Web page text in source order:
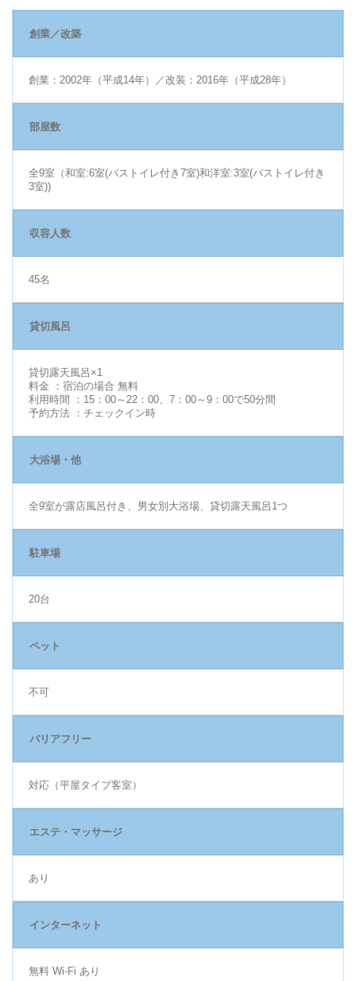
創業／改築
創業：2002年（平成14年）／改装：2016年（平成28年）
部屋数
全9室（和室:6室(バストイレ付き7室)和洋室:3室(バストイレ付き
3室))
収容人数
45名
貸切風呂
貸切露天風呂×1
料金 ：宿泊の場合 無料
利用時間 ：15：00～22：00、7：00～9：00で50分間
予約方法 ：チェックイン時
大浴場・他
全9室が露店風呂付き、男女別大浴場、貸切露天風呂1つ
駐車場
20台
ペット
不可
バリアフリー
対応（平屋タイプ客室）
エステ・マッサージ
あり
インターネット
無料 Wi-Fi あり